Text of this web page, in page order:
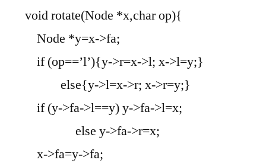
void rotate(Node *x,char op){
Node *y=x->fa;
if (op==’l’){y->r=x->l; x->l=y;}
else{y->l=x->r; x->r=y;}
if (y->fa->l==y) y->fa->l=x;
else y->fa->r=x;
x->fa=y->fa;